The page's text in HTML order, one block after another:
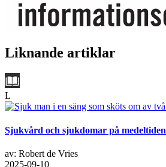
Liknande artiklar
L
Sjukvård och sjukdomar på medeltiden
av: Robert de Vries
2025-09-10